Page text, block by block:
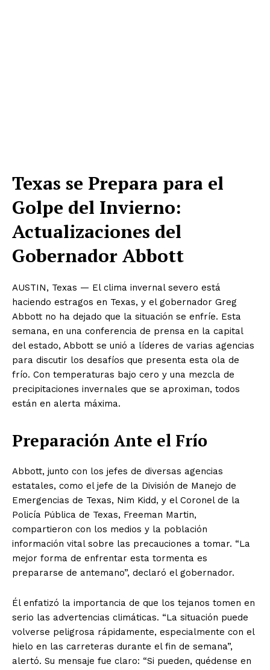
Texas se Prepara para el
Golpe del Invierno:
Actualizaciones del
Gobernador Abbott
AUSTIN, Texas — El clima invernal severo está
haciendo estragos en Texas, y el gobernador Greg
Abbott no ha dejado que la situación se enfríe. Esta
semana, en una conferencia de prensa en la capital
del estado, Abbott se unió a líderes de varias agencias
para discutir los desafíos que presenta esta ola de
frío. Con temperaturas bajo cero y una mezcla de
precipitaciones invernales que se aproximan, todos
están en alerta máxima.
Preparación Ante el Frío
Abbott, junto con los jefes de diversas agencias
estatales, como el jefe de la División de Manejo de
Emergencias de Texas, Nim Kidd, y el Coronel de la
Policía Pública de Texas, Freeman Martin,
compartieron con los medios y la población
información vital sobre las precauciones a tomar. “La
mejor forma de enfrentar esta tormenta es
prepararse de antemano”, declaró el gobernador.
Él enfatizó la importancia de que los tejanos tomen en
serio las advertencias climáticas. “La situación puede
volverse peligrosa rápidamente, especialmente con el
hielo en las carreteras durante el fin de semana”,
alertó. Su mensaje fue claro: “Si pueden, quédense en